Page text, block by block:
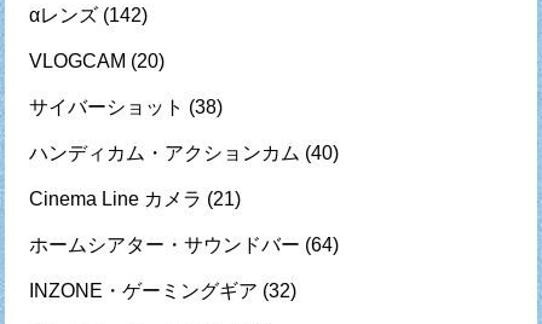
αレンズ (142)
VLOGCAM (20)
サイバーショット (38)
ハンディカム・アクションカム (40)
Cinema Line カメラ (21)
ホームシアター・サウンドバー (64)
INZONE・ゲーミングギア (32)